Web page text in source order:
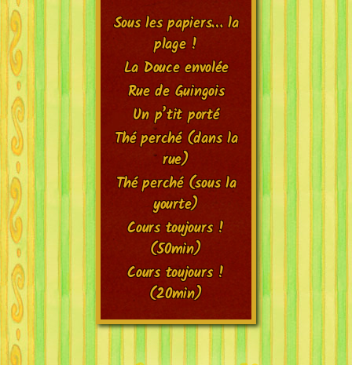
Sous les papiers… la
plage !
La Douce envolée
Rue de Guingois
Un p’tit porté
Thé perché (dans la
rue)
Thé perché (sous la
yourte)
Cours toujours !
(50min)
Cours toujours !
(20min)